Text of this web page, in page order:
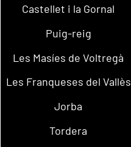
Castellet i la Gornal
Puig-reig
Les Masíes de Voltregà
Les Franqueses del Vallès
Jorba
Tordera